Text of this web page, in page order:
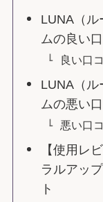
LUNA（ル
ムの良い
良い口
LUNA（ル
ムの悪い
悪い口
【使用レ
ラルアッ
ト